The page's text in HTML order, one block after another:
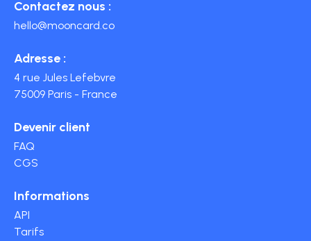
Contactez nous :
hello@mooncard.co
Adresse :
4 rue Jules Lefebvre
75009 Paris - France
Devenir client
FAQ
CGS
Informations
API
Tarifs